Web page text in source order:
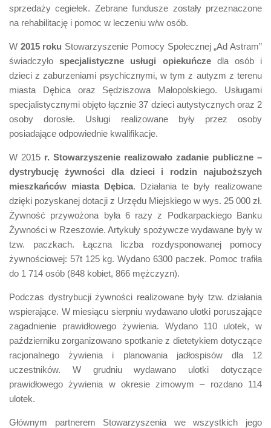
sprzedaży cegiełek. Zebrane fundusze zostały przeznaczone
na rehabilitację i pomoc w leczeniu w/w osób.
W 2015 roku Stowarzyszenie Pomocy Społecznej „Ad Astram”
świadczyłospecjalistyczne usługi opiekuńczedla osób i
dzieci z zaburzeniami psychicznymi, w tym z autyzm z terenu
miasta Dębica oraz Sędziszowa Małopolskiego. Usługami
specjalistycznymi objęto łącznie 37 dzieci autystycznych oraz 2
osoby dorosłe. Usługi realizowane były przez osoby
posiadające odpowiednie kwalifikacje.
W 2015 r. Stowarzyszenie realizowało zadanie publiczne –
dystrybucję żywności dla dzieci i rodzin najuboższych
mieszkańców miasta Dębica. Działania te były realizowane
dzięki pozyskanej dotacji z Urzędu Miejskiego w wys. 25 000 zł.
Żywność przywożona była 6 razy z Podkarpackiego Banku
Żywności w Rzeszowie. Artykuły spożywcze wydawane były w
tzw. paczkach. Łączna liczba rozdysponowanej pomocy
żywnościowej: 57t 125 kg. Wydano 6300 paczek. Pomoc trafiła
do 1 714 osób (848 kobiet, 866 mężczyzn).
Podczas dystrybucji żywności realizowane były tzw. działania
wspierające. W miesiącu sierpniu wydawano ulotki poruszające
zagadnienie prawidłowego żywienia. Wydano 110 ulotek, w
październiku zorganizowano spotkanie z dietetykiem dotyczące
racjonalnego żywienia i planowania jadłospisów dla 12
uczestników. W grudniu wydawano ulotki dotyczące
prawidłowego żywienia w okresie zimowym – rozdano 114
ulotek.
Głównym partnerem Stowarzyszenia we wszystkich jego